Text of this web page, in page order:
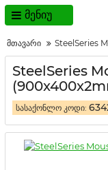
მენიუ
მთავარი SteelSeries
SteelSeries
სასაქონლო კოდი: